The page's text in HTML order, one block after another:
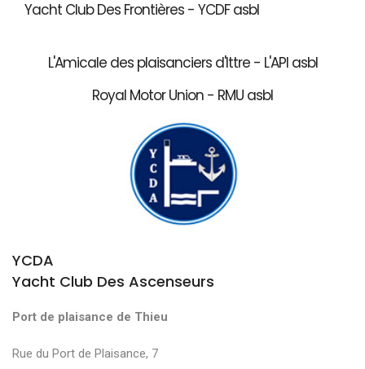
Yacht Club Des Frontières - YCDF asbl
L'Amicale des plaisanciers d'Ittre - L'API asbl
Royal Motor Union - RMU asbl
YCDA
Yacht Club Des Ascenseurs
Port de plaisance de Thieu
Rue du Port de Plaisance, 7